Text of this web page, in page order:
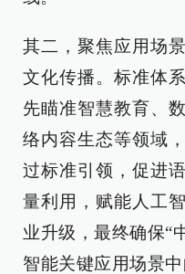
其二，聚焦应用场
文化传播。标准体
先瞄准智慧教育、
络内容生态等领域
过标准引领，促进
量利用，赋能人工
业升级，最终确保“
智能关键应用场景